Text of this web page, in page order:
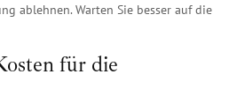
ablehnen. Warten Sie besser auf die
für die